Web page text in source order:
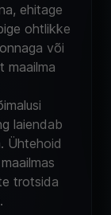
ehitage
ohtlikke
või
maailma
laiendab
Ühtehoid
trotsida